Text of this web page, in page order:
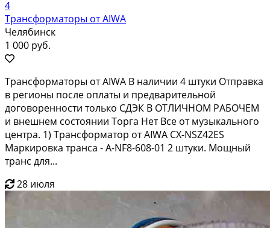
4
Трансформаторы от AIWA
Челябинск
1 000 руб.
Трансформаторы от AIWA В наличии 4 штуки Отправка
в регионы после оплаты и предварительной
договоренности только СДЭК В ОТЛИЧНОМ РАБОЧЕМ
и внешнем состоянии Торга Нет Все от музыкального
центра. 1) Трансформатор от AIWA CX-NSZ42ES
Маркировка транса - A-NF8-608-01 2 штуки. Мощный
транс для...
28 июля